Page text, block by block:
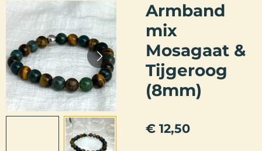
Armband
mix
Mosagaat &
Tijgeroog
(8mm)
€ 12,50